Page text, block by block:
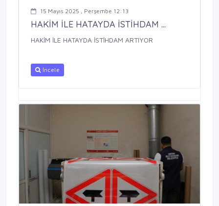
15 Mayıs 2025 , Perşembe 12:13
HAKİM İLE HATAYDA İSTİHDAM ...
HAKİM İLE HATAYDA İSTİHDAM ARTIYOR
İncele